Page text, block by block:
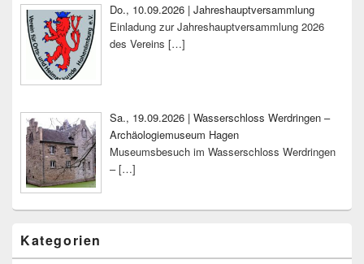
Do., 10.09.2026 | Jahreshauptversammlung
Einladung zur Jahreshauptversammlung 2026
des Vereins […]
Sa., 19.09.2026 | Wasserschloss Werdringen –
Archäologiemuseum Hagen
Museumsbesuch im Wasserschloss Werdringen
–[…]
Kategorien